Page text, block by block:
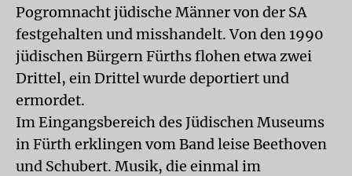
Pogromnacht jüdische Männer von der SA
festgehalten und misshandelt. Von den 1990
jüdischen Bürgern Fürths flohen etwa zwei
Drittel, ein Drittel wurde deportiert und
ermordet.
Im Eingangsbereich des Jüdischen Museums
in Fürth erklingen vom Band leise Beethoven
und Schubert. Musik, die einmal im